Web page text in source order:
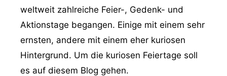
weltweit zahlreiche Feier-, Gedenk- und
Aktionstage begangen. Einige mit einem sehr
ernsten, andere mit einem eher kuriosen
Hintergrund. Um die kuriosen Feiertage soll
es auf diesem Blog gehen.